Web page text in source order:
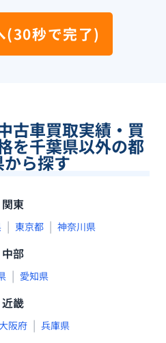
(30秒で完了)
古車買取実績・買
を千葉県以外の都
ら探す
関東
| 東京都 | 神奈川県
中部
| 愛知県
近畿
大阪府 | 兵庫県